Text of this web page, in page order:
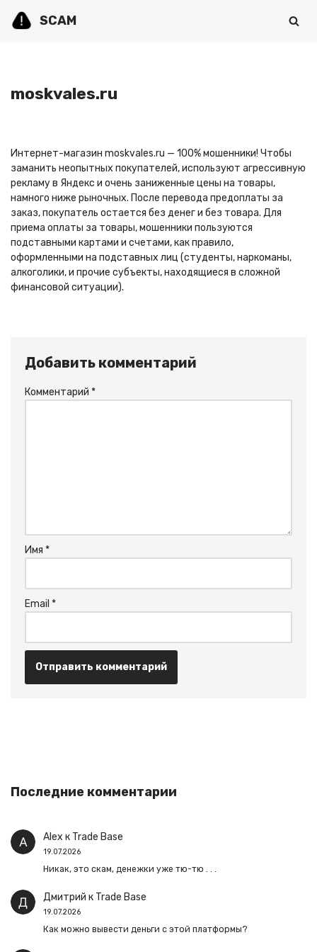
SCAM
moskvales.ru
Интернет-магазин moskvales.ru — 100% мошенники! Чтобы
заманить неопытных покупателей, используют агрессивную
рекламу в Яндекс и очень заниженные цены на товары,
намного ниже рыночных. После перевода предоплаты за
заказ, покупатель остается без денег и без товара. Для
приема оплаты за товары, мошенники пользуются
подставными картами и счетами, как правило,
оформленными на подставных лиц (студенты, наркоманы,
алкоголики, и прочие субъекты, находящиеся в сложной
финансовой ситуации).
Добавить комментарий
Комментарий *
Имя *
Email *
Последние комментарии
Alex к Trade Base
19.07.2026
Никак, это скам, денежки уже тю-тю . . .
Дмитрий к Trade Base
19.07.2026
Как можно вывести деньги с этой платформы?